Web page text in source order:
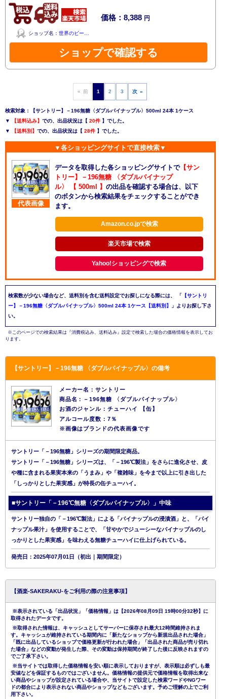
価格：8,388 円
ショップ名： 世界のビー…
ショップで確認する
« 前 1 2 3 次 »
検索対象：【サントリー】－196無糖〈ダブルパイナップル〉500ml 24本 1ケース
▼
【送料込み】 での、出品状況は【 20件 】でした。
▼
【送料別】 での、出品状況は【 28件 】でした。
▼各ショッピングサイトで直接検索▼
代表画像
データを取得した各ショッピングサイトで【サン
トリー】－196無糖 〈ダブルパイナップ
ル〉 【 500ml 】 の出品を確認する場合は、以下
のボタンから検索結果をチェックすることができ
ます。
Amazon.co.jpで検索
楽天市場で検索
Yahoo!ショッピングで検索
検索数が少ない場合など、送料別を含む送料設定でお探しになる際には、 「 【サントリ
ー】－196無糖〈ダブルパイナップル〉500ml 24本 1ケース【送料別】
」よりお探し下さ
い。
※このページでの検索結果は『消費税込み、送料込み』設定で検索した場合の価格情報を表示してお
ります。
【サントリー】－196無糖 〈ダブルパイナップル〉の備考
メーカー名：サントリー
商品名：－196無糖 〈ダブルパイナップル〉
お酒のジャンル：チューハイ 【缶】
アルコール度数：7％
※画像はブランドの代表画像です
サントリー「－196無糖」シリーズの期間限定商品。
サントリー「－196無糖」シリーズは、「－196℃製法」をさらに進化させ、皮
や種に含まれる果実本来の「うまみ」や「複雑味」を今まで以上に引き出した
「しっかりとした果実感」が特長の缶チューハイ。
■サントリー「－196℃無糖〈ダブルパイナップル〉」中味
サントリー独自の「－196℃製法」による「パイナップルの浸漬酒」と、「パイ
ナップル果汁」を使用することで、「甘やかでジューシーなパイナップルのし
っかりとした果実感」を味わえる無糖チューハイに仕上げられている。
発売日：2025年07月01日（初出｜期間限定）
【酒楽-SAKERAKU-をご利用の際の注意事項】
※表示されている「出品状況」「価格情報」は【2026年08月09日 19時00分32秒】に
取得されたデータです。
※取得された情報は、キャッシュとしてサーバーに保存され最大12時間維持されま
す。キャッシュが維持されている期間内に「新たなショップから新規出品された場合」
「既に出品しているショップで価格更新が行われた場合」「出品された商品が売り切れ
た場合」などの変動が発生した際、その変動は保持期間が終了した後に反映されますの
でご了承下さい。
※当サイトでは取得した価格情報を安い順に表示しておりますが、表示順は必ずしも最
安値などを保証するものではございません。価格情報の提供元で価格情報を取得出来な
い商品やショップが設定されている場合や、当サイトで設定した検索ワードやNGワー
ドの都合により表示されない商品やショップなどもございます。予めご理解の上でご利
用下さい。